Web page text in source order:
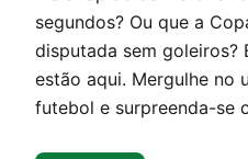
segundos? Ou que a
disputada sem goleiros?
estão aqui. Mergulhe no
futebol e surpreenda-se